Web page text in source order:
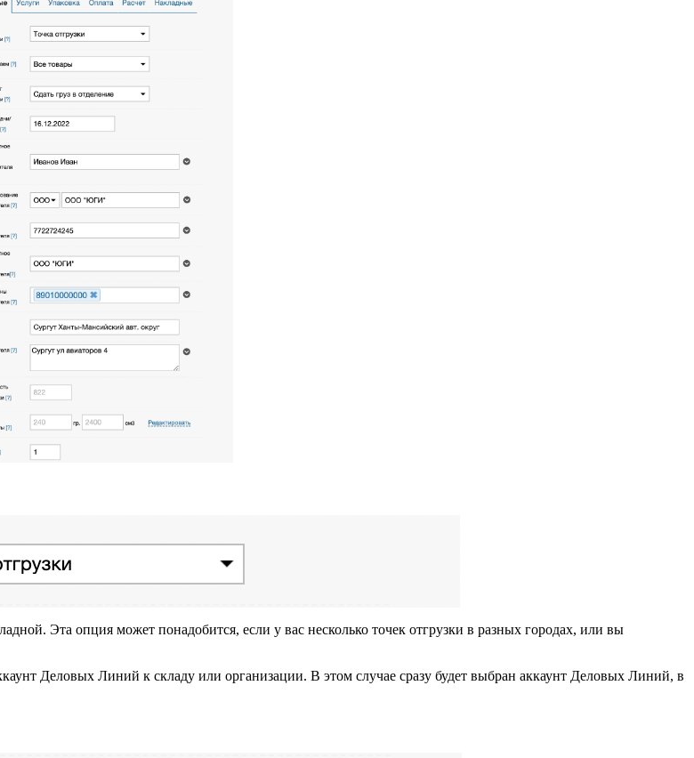
Эта опция может понадобится, если у вас несколько точек отгрузки в разных городах, или вы
Деловых Линий к складу или организации. В этом случае сразу будет выбран аккаунт Деловых Линий, в